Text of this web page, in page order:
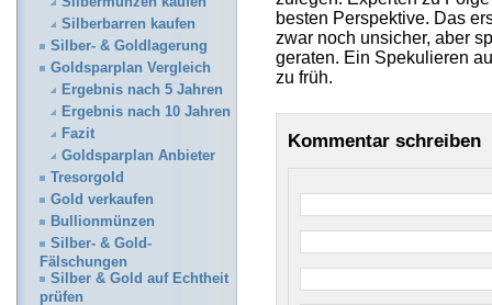
besten Perspektive. Das
zwar noch unsicher, aber
geraten. Ein Spekulieren
zu früh.
Kommentar schreiben
Silberbarren kaufen
Silber- & Goldlagerung
Goldsparplan Vergleich
Ergebnis nach 5 Jahren
Ergebnis nach 10 Jahren
Fazit
Goldsparplan Anbieter
Tresorgold
Gold verkaufen
Bullionmünzen
Silber- & Gold-
Fälschungen
Silber & Gold auf Echtheit
prüfen